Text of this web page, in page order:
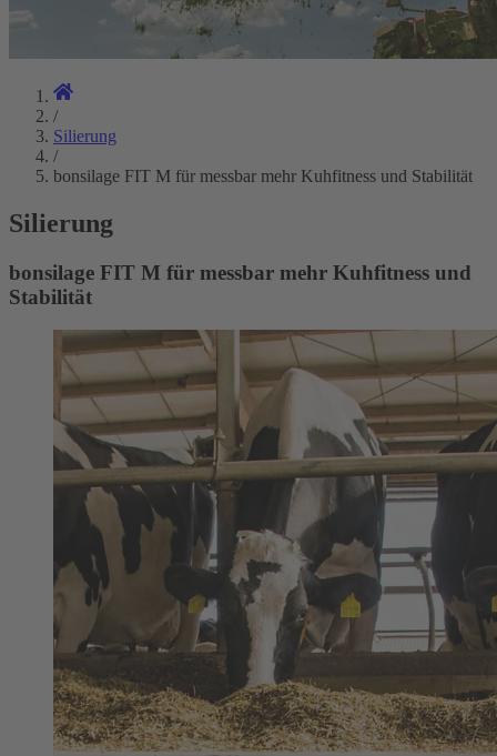
/
Silierung
/
bonsilage FIT M für messbar mehr Kuhfitness und Stabilität
Silierung
bonsilage FIT M für messbar mehr Kuhfitness und
Stabilität